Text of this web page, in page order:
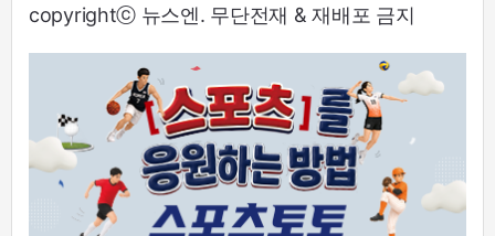
copyrightⓒ 뉴스엔. 무단전재 & 재배포 금지